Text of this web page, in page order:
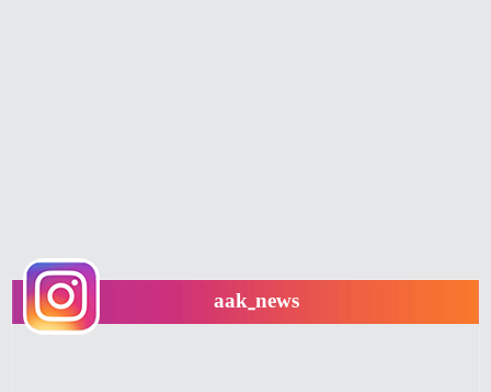
aak_news